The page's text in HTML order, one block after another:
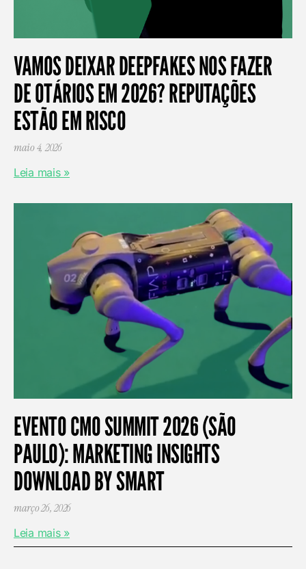
VAMOS DEIXAR DEEPFAKES NOS FAZER
DE OTÁRIOS EM 2026? REPUTAÇÕES
ESTÃO EM RISCO
maio 4, 2026
Leia mais »
EVENTO CMO SUMMIT 2026 (SÃO
PAULO): MARKETING INSIGHTS
DOWNLOAD BY SMART
março 26, 2026
Leia mais »